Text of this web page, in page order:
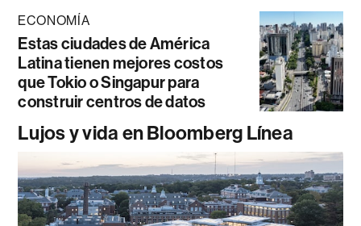
ECONOMÍA
Estas ciudades de América
Latina tienen mejores costos
que Tokio o Singapur para
construir centros de datos
Lujos y vida en Bloomberg Línea